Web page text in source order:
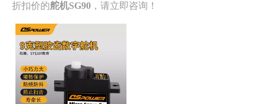
折扣价的舵机SG90 ，请立即咨询！